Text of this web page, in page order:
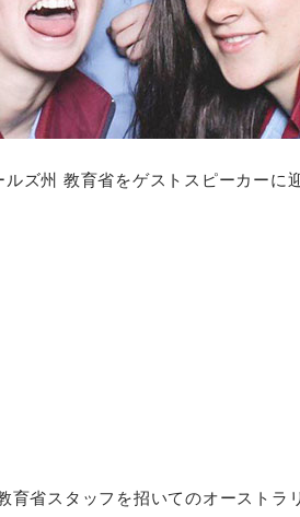
ズ州 教育省をゲストスピーカーに
省スタッフを招いてのオースト